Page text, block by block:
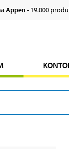
Appen- 19.000